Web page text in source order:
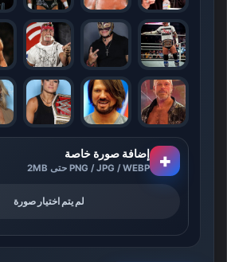
+ إضافة صورة خاصة
PNG / JPG / WEBP حتى 2MB
لم يتم اختيار صورة